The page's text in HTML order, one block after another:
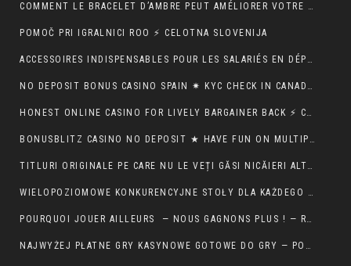
COMMENT LE BRACELET D’AMBRE PEUT AMÉLIORER VOTRE QUOTIDIEN
POMOČ PRI IGRALNICI ROO ⚡ CELOTNA SLOVENIJA
ACCESSOIRES INDISPENSABLES POUR LES SALARIÉS EN DÉPLACEMENT PROFESSIONNEL
NO DEPOSIT BONUS CASINO SPAIN ✷ KYC CHECK IN CANADA 🍀
HONEST ONLINE CASINO FOR LIVELY BARGAINER BACK ⚡️ CA ♦️
BONUSBLITZ CASINO NO DEPOSIT ★ HAVE FUN ON MULTIPLE PLATFORMS AUTOMATICALLY CANADIAN FEDERATION 💸
TITLURI ORIGINALE PE CARE NU LE VEȚI GĂSI NICĂIERI ALTUNDEVA. ♬ CONSTANȚA 🔮
WIELOPOZIOMOWE KONKURENCYJNE STOŁY DLA KAŻDEGO POZIOMU UMIEJĘTNOŚCI · RZECZPOSPOLITA POLSKA 💵
POURQUOI JOUER AILLEURS — NOUS GAGNONS PLUS ! — RÉPUBLIQUE FRANÇAISE 💵
NAJWYŻEJ PŁATNE GRY KASYNOWE GOTOWE DO GRY — POLSKA REGION CLAIM YOUR REWARD